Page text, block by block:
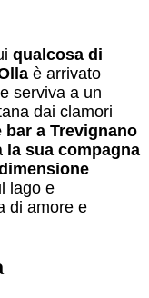
qualcosa di
è arrivato
serviva a un
dai clamori
a Trevignano
la sua compagna
lago e
di amore e